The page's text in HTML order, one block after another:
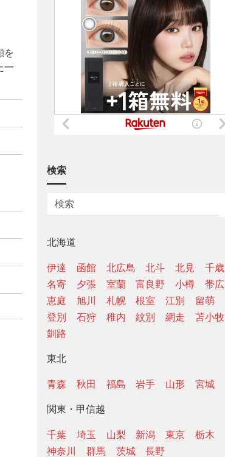
を
一
検索
北海道
伊達 函館 北広島 北斗 北見
千歳
名寄
夕張 室蘭 富良野 小樽
帯広
恵庭
旭川 札幌 根室 江別
留萌
登別
石狩 稚内 紋別 網走
苫小牧
釧路
東北
青森 秋田 福島 岩手 山形 宮城
関東・甲信越
千葉 埼玉 山梨 新潟 東京
栃木
神奈川
群馬 茨城 長野